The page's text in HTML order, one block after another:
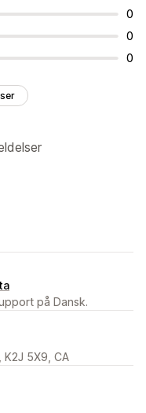
0
0
0
på Dansk.
K2J 5X9, CA